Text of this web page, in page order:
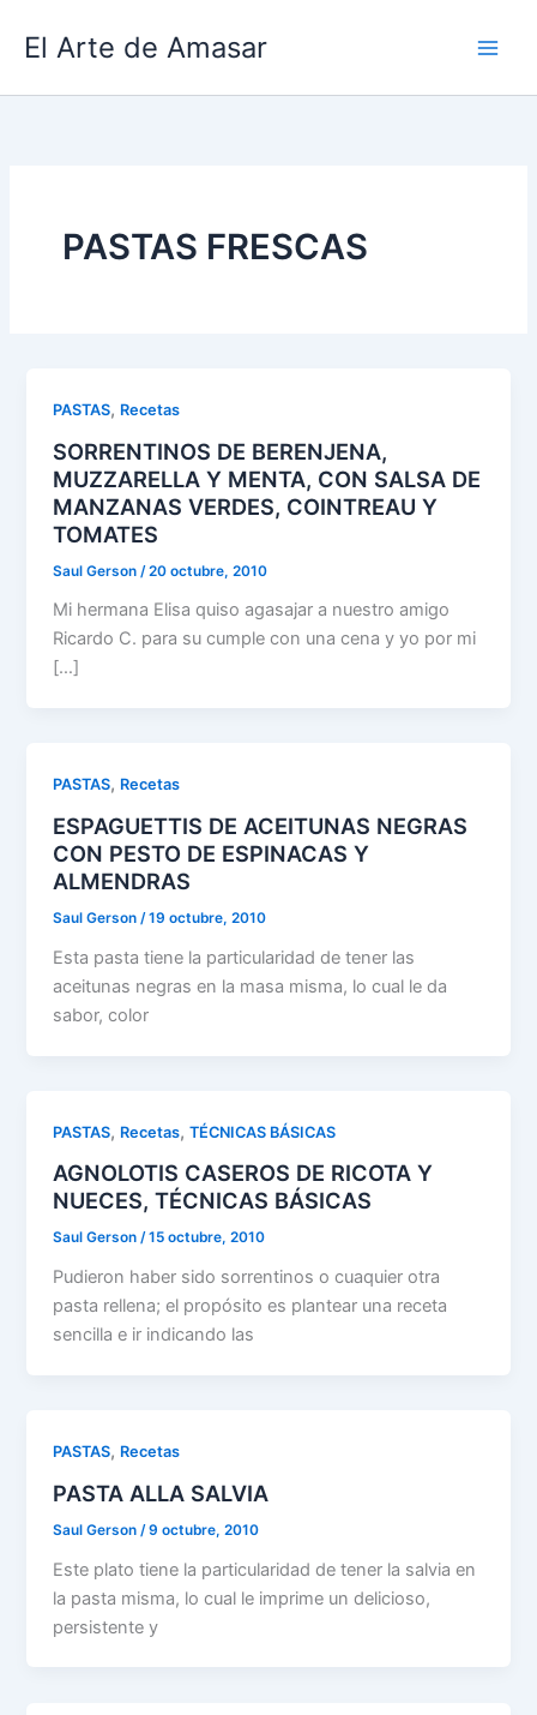
El Arte de Amasar
PASTAS FRESCAS
PASTAS, Recetas
SORRENTINOS DE BERENJENA,
MUZZARELLA Y MENTA, CON SALSA DE
MANZANAS VERDES, COINTREAU Y
TOMATES
Saul Gerson /20 octubre, 2010
Mi hermana Elisa quiso agasajar a nuestro amigo
Ricardo C. para su cumple con una cena y yo por mi
[…]
PASTAS, Recetas
ESPAGUETTIS DE ACEITUNAS NEGRAS
CON PESTO DE ESPINACAS Y
ALMENDRAS
Saul Gerson/19 octubre, 2010
Esta pasta tiene la particularidad de tener las
aceitunas negras en la masa misma, lo cual le da
sabor, color
PASTAS, Recetas,TÉCNICAS BÁSICAS
AGNOLOTIS CASEROS DE RICOTA Y
NUECES, TÉCNICAS BÁSICAS
Saul Gerson/15 octubre, 2010
Pudieron haber sido sorrentinos o cuaquier otra
pasta rellena; el propósito es plantear una receta
sencilla e ir indicando las
PASTAS, Recetas
PASTA ALLA SALVIA
Saul Gerson /9 octubre, 2010
Este plato tiene la particularidad de tener la salvia en
la pasta misma, lo cual le imprime un delicioso,
persistente y